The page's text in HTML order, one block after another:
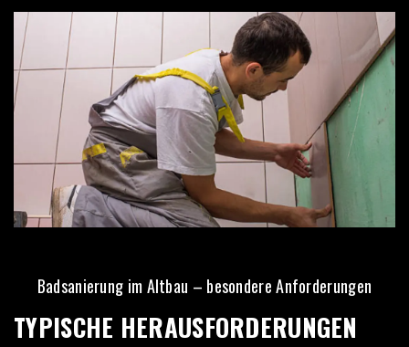
Badsanierung im Altbau – besondere Anforderungen
TYPISCHE HERAUSFORDERUNGEN